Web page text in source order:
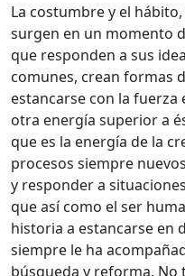
La costumbre y el
surgen en un momento
que responden a sus
comunes, crean formas
estancarse con la fuerza
otra energía superior a
que es la energía de la
procesos siempre
y responder a
que así como el ser
historia a estancarse en
siempre le ha
búsqueda y reforma.